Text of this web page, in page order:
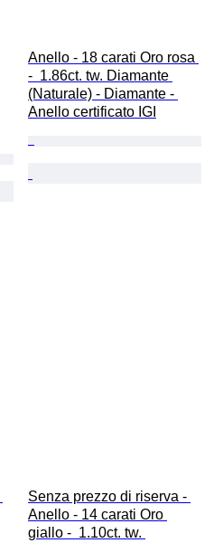
Anello - 18 carati Oro rosa
-  1.86ct. tw. Diamante
(Naturale) - Diamante -
Anello certificato IGI
Senza prezzo di riserva -
Anello - 14 carati Oro
giallo -  1.10ct. tw.